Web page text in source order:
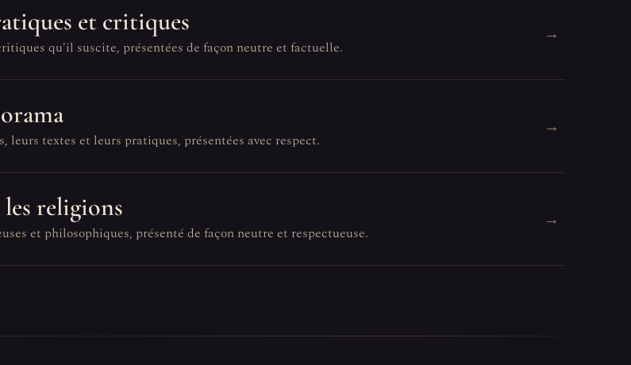
et critiques
qu'il suscite, présentées de façon neutre et factuelle.
→
leurs textes et leurs pratiques, présentées avec respect.
→
les religions
et philosophiques, présenté de façon neutre et respectueuse.
→